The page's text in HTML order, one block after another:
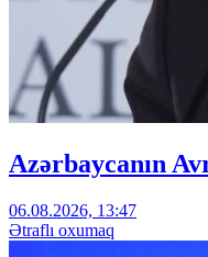
Azərbaycanın
06.08.2026, 13:47
Ətraflı oxumaq